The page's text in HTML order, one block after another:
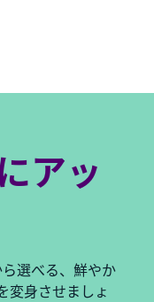
アッ
選べる、鮮やか
変身させましょ